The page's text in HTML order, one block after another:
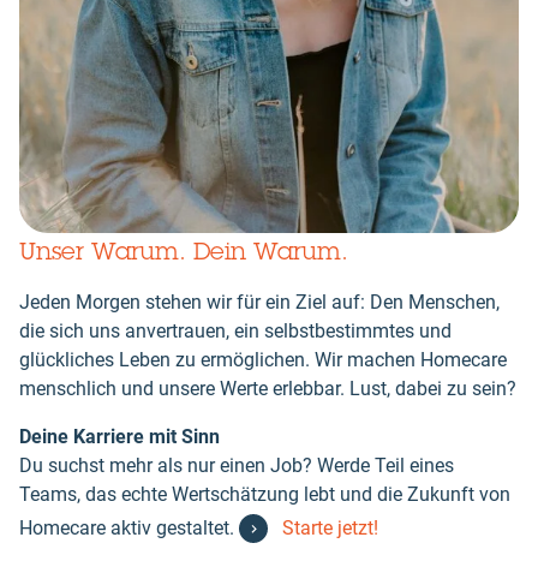
Unser Warum. Dein Warum.
Jeden Morgen stehen wir für ein Ziel auf: Den Menschen,
die sich uns anvertrauen, ein selbstbestimmtes und
glückliches Leben zu ermöglichen. Wir machen Homecare
menschlich und unsere Werte erlebbar. Lust, dabei zu sein?
Deine Karriere mit Sinn
Du suchst mehr als nur einen Job? Werde Teil eines
Teams, das echte Wertschätzung lebt und die Zukunft von
Homecare aktiv gestaltet.
Starte jetzt!